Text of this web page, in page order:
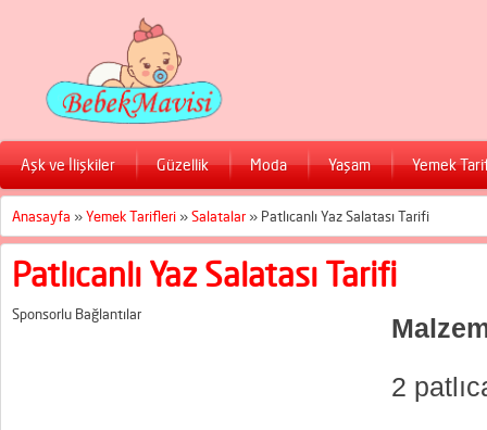
Aşk ve İlişkiler Güzellik Moda Yaşam Yemek
Anasayfa »Yemek Tarifleri »Salatalar » Patlıcanlı Yaz Salatası Tarifi
Patlıcanlı Yaz Salatası Tarifi
Sponsorlu Bağlantılar
2